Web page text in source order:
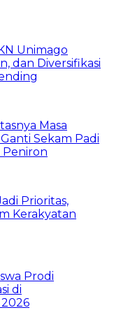
Unimago
dan Diversifikasi
Masa
Sekam Padi
Peniron
Prioritas,
Kerakyatan
Prodi
di